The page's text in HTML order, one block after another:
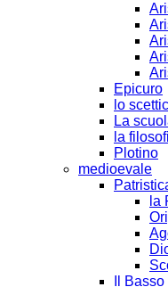
Epicuro
lo
La
la
Plotino
medioevale
la
Il